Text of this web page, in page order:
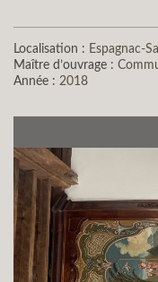
Localisation : Espagnac-
Maître d’ouvrage :
Année : 2018